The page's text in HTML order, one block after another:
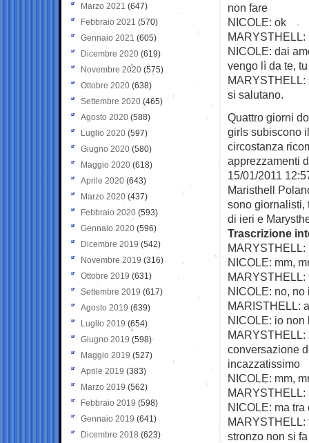
non fare
NICOLE: ok
MARYSTHELL:
NICOLE: dai
vengo lì da te,
MARYSTHELL:
si salutano.
Quattro giorni
girls subiscono
circostanza
apprezzamenti
15/01/2011
Maristhell
sono giornalisti,
di ieri e
Trascrizione
MARYSTHELL:
NICOLE: mm,
MARYSTHELL:
NICOLE: no, no
MARISTHELL:
NICOLE: io non
MARYSTHELL:
conversazione
incazzatissimo
NICOLE: mm,
MARYSTHELL:
NICOLE: ma
MARYSTHELL:
stronzo non si
Marzo 2021 (647)
Febbraio 2021 (570)
Gennaio 2021 (605)
Dicembre 2020 (619)
Novembre 2020 (575)
Ottobre 2020 (638)
Settembre 2020(465)
Agosto 2020 (588)
Luglio 2020 (597)
Giugno 2020 (580)
Maggio 2020 (618)
Aprile 2020 (643)
Marzo 2020 (437)
Febbraio 2020 (593)
Gennaio 2020 (596)
Dicembre 2019 (542)
Novembre 2019 (316)
Ottobre 2019 (631)
Settembre 2019 (617)
Agosto 2019 (639)
Luglio 2019 (654)
Giugno 2019 (598)
Maggio 2019 (527)
Aprile 2019 (383)
Marzo 2019 (562)
Febbraio 2019 (598)
Gennaio 2019 (641)
Dicembre 2018 (623)